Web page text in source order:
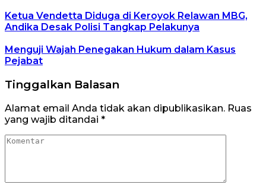
Ketua Vendetta Diduga di Keroyok Relawan MBG,
Andika Desak Polisi Tangkap Pelakunya
Menguji Wajah Penegakan Hukum dalam Kasus
Pejabat
Tinggalkan Balasan
Alamat email Anda tidak akan dipublikasikan. Ruas
yang wajib ditandai *